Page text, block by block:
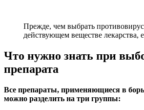
Прежде, чем выбрать
действующем веществе
Что нужно знать при
препарата
Все препараты, применяющиеся в
можно разделить на три группы: